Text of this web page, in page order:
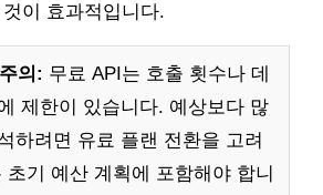
이 효과적입니다.
의: 무료 API는 호출 횟수나 데
제한이 있습니다. 예상보다 많
하려면 유료 플랜 전환을 고려
기 예산 계획에 포함해야 합니